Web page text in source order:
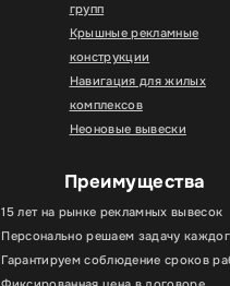
групп
Крышные рекламные
конструкции
Навигация для жилых
комплексов
Неоновые вывески
Преимущества
15 лет на рынке рекламных вывесок
Персонально решаем задачу
Гарантируем соблюдение сроков